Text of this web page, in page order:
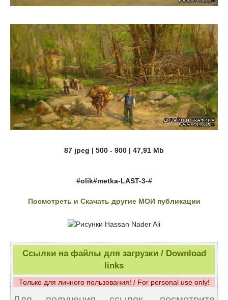
87 jpeg | 500 - 900 | 47,91 Mb
#olik#metka-LAST-3-#
Посмотреть и Скачать другие МОИ публикации
Ссылки на файлы для загрузки / Download
links
Только для личного пользования! / For personal use only!